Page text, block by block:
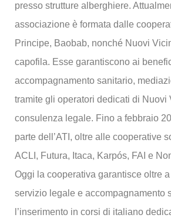
presso strutture alberghiere.
associazione è formata dalle
Principe, Baobab, nonché Nuovi
capofila. Esse garantiscono ai
accompagnamento sanitario,
tramite gli operatori dedicati di Nuovi
consulenza legale. Fino a febbraio
parte dell’ATI, oltre alle cooperative
ACLI, Futura, Itaca, Karpós, FAI e
Oggi la cooperativa garantisce oltre
servizio legale e accompagnamento
l’inserimento in corsi di italiano